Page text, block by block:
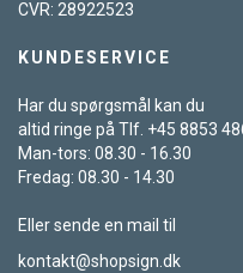
CVR: 28922523
KUNDESERVICE
Har du spørgsmål kan du
altid ringe på Tlf. +45 8853
Man-tors: 08.30 - 16.30
Fredag: 08.30 - 14.30
Eller sende en mail til
kontakt@shopsign.dk